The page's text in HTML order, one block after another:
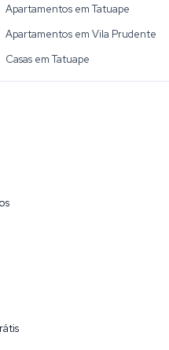
Apartamentos em Tatuape
Apartamentos em Vila Prudente
Casas em Tatuape